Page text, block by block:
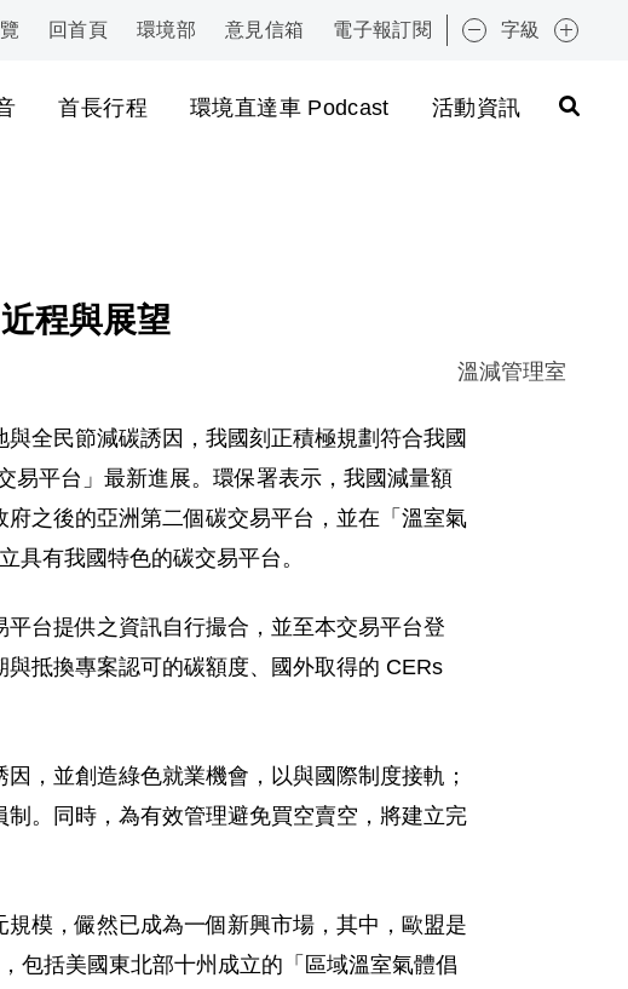
回首頁 環境部 意見信箱 電子報訂閱 字級
首長行程 環境直達車 Podcast 活動資訊
:::
程與展望
溫減管理室
全民節減碳誘因，我國刻正積極規劃符合我國
易平台」最新進展。環保署表示，我國減量額
之後的亞洲第二個碳交易平台，並在「溫室氣
具有我國特色的碳交易平台。
台提供之資訊自行撮合，並至本交易平台登
抵換專案認可的碳額度、國外取得的 CERs
，並創造綠色就業機會，以與國際制度接軌；
。同時，為有效管理避免買空賣空，將建立完
模，儼然已成為一個新興市場，其中，歐盟是
包括美國東北部十州成立的「區域溫室氣體倡